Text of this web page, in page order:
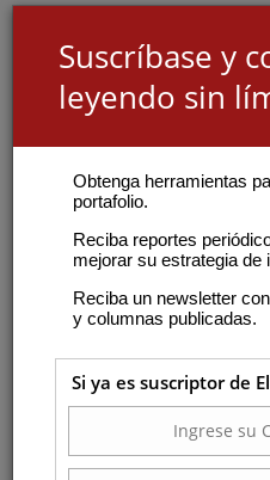
Suscríbase y
leyendo sin
Obtenga herramientas
portafolio.
Reciba reportes
mejorar su estrategia de
Reciba un newsletter
y columnas publicadas.
Si ya es suscriptor de